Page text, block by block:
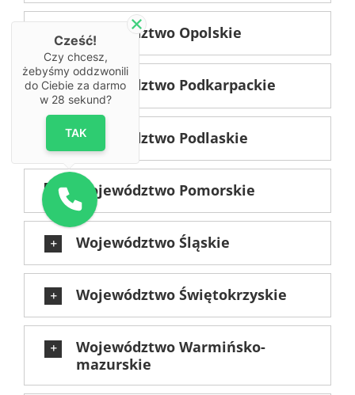
Województwo Opolskie
Województwo Podkarpackie
Województwo Podlaskie
Województwo Pomorskie
Województwo Śląskie
Województwo Świętokrzyskie
Województwo Warmińsko-
mazurskie
Cześć!
Czy chcesz,
żebyśmy oddzwonili
do Ciebie za darmo
w 28 sekund?
TAK